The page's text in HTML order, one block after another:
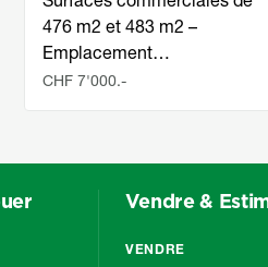
476 m2 et 483 m2 –
Emplacement…
CHF 7'000.-
Vendre &
VENDRE